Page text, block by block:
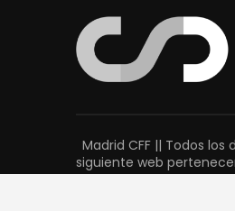
Madrid CFF || Todos los
siguiente web